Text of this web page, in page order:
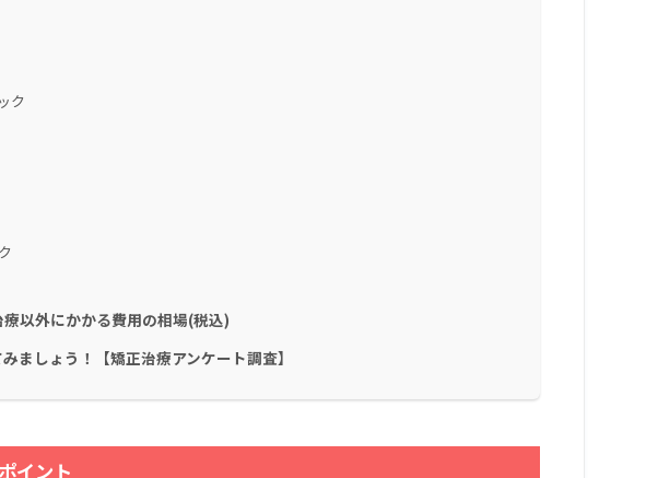
ク
以外にかかる費用の相場(税込)
ましょう！【矯正治療アンケート調査】
イント